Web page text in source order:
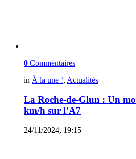
0 Commentaires
in À la une !, Actualités
La Roche-de-Glun : Un
km/h sur l’A7
24/11/2024, 19:15